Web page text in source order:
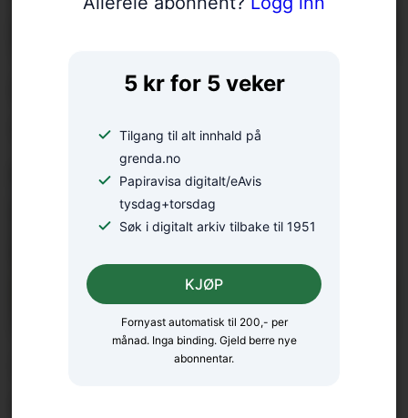
5 kr for 5 veker
Tilgang til alt innhald på
grenda.no
Papiravisa digitalt/eAvis
tysdag+torsdag
Søk i digitalt arkiv tilbake til 1951
Fornyast automatisk til 200,- per
månad. Inga binding. Gjeld berre nye
abonnentar.
KJØP
Eurorally til Rosendal: – Ei
ugløymeleg køyreoppleving
Sjukeheim og seniorsenter i